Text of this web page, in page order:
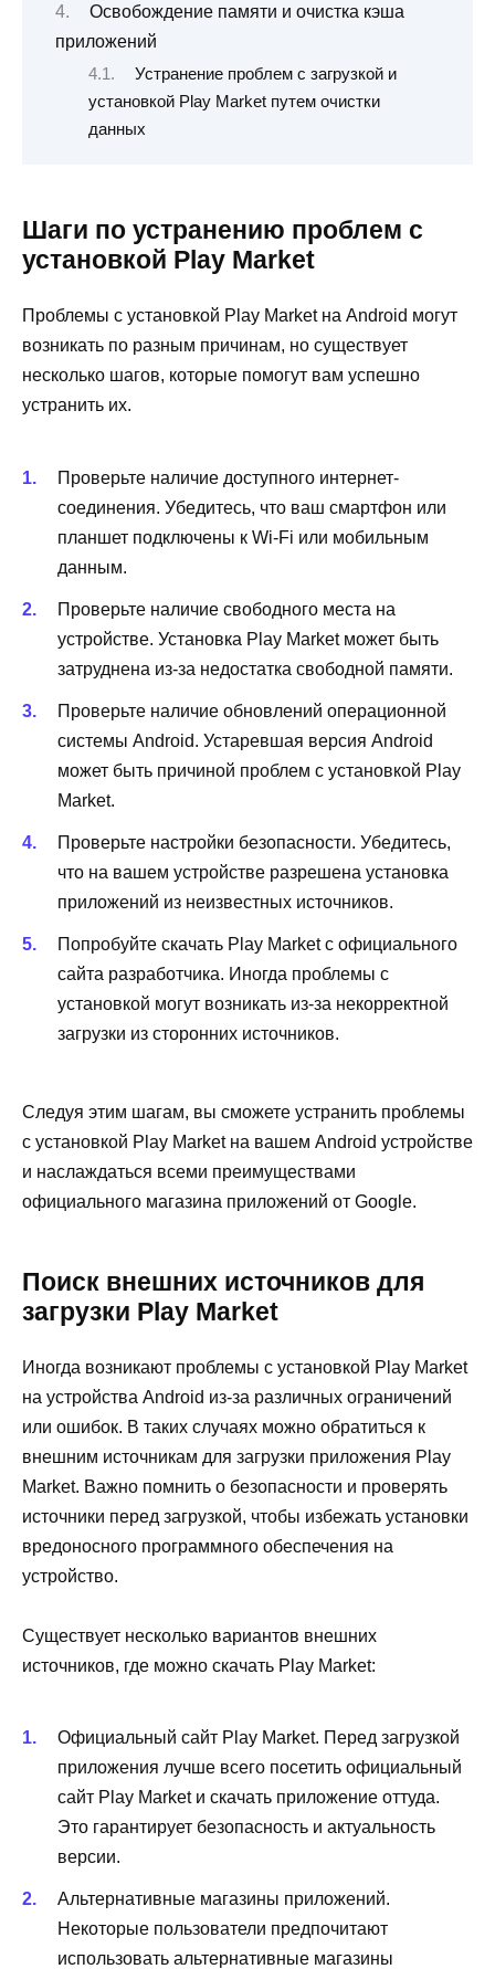
Освобождение памяти и очистка кэша
приложений
Устранение проблем с загрузкой и
установкой Play Market путем очистки
данных
Шаги по устранению проблем с
установкой Play Market
Проблемы с установкой Play Market на Android могут
возникать по разным причинам, но существует
несколько шагов, которые помогут вам успешно
устранить их.
Проверьте наличие доступного интернет-
соединения. Убедитесь, что ваш смартфон или
планшет подключены к Wi-Fi или мобильным
данным.
Проверьте наличие свободного места на
устройстве. Установка Play Market может быть
затруднена из-за недостатка свободной памяти.
Проверьте наличие обновлений операционной
системы Android. Устаревшая версия Android
может быть причиной проблем с установкой Play
Market.
Проверьте настройки безопасности. Убедитесь,
что на вашем устройстве разрешена установка
приложений из неизвестных источников.
Попробуйте скачать Play Market с официального
сайта разработчика. Иногда проблемы с
установкой могут возникать из-за некорректной
загрузки из сторонних источников.
Следуя этим шагам, вы сможете устранить проблемы
с установкой Play Market на вашем Android устройстве
и наслаждаться всеми преимуществами
официального магазина приложений от Google.
Поиск внешних источников для
загрузки Play Market
Иногда возникают проблемы с установкой Play Market
на устройства Android из-за различных ограничений
или ошибок. В таких случаях можно обратиться к
внешним источникам для загрузки приложения Play
Market. Важно помнить о безопасности и проверять
источники перед загрузкой, чтобы избежать установки
вредоносного программного обеспечения на
устройство.
Существует несколько вариантов внешних
источников, где можно скачать Play Market:
Официальный сайт Play Market. Перед загрузкой
приложения лучше всего посетить официальный
сайт Play Market и скачать приложение оттуда.
Это гарантирует безопасность и актуальность
версии.
Альтернативные магазины приложений.
Некоторые пользователи предпочитают
использовать альтернативные магазины